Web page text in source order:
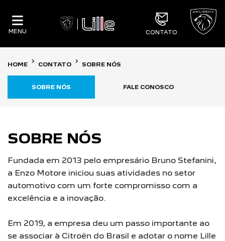
MENU CONTATO
HOME CONTATO SOBRE NÓS
SOBRE NÓS FALE CONOSCO
SOBRE NÓS
Fundada em 2013 pelo empresário Bruno Stefanini,
a Enzo Motore iniciou suas atividades no setor
automotivo com um forte compromisso com a
excelência e a inovação.
Em 2019, a empresa deu um passo importante ao
se associar à Citroën do Brasil e adotar o nome Lille